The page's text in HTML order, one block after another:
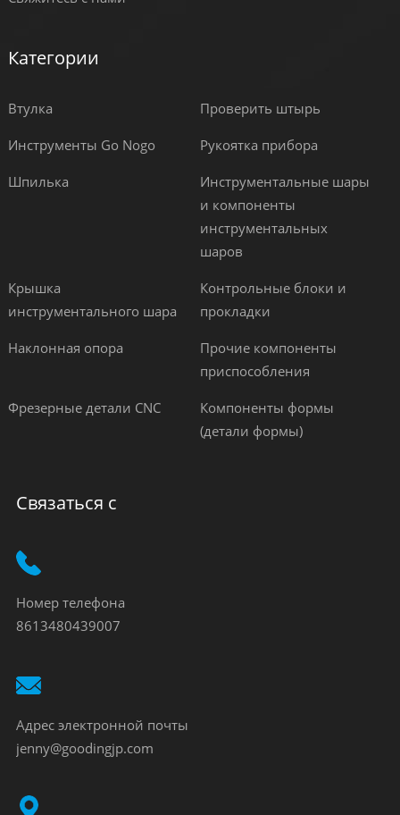
Категории
Втулка Проверить штырь
Инструменты Go Nogo Рукоятка прибора
Шпилька
Инструментальные шары
и компоненты
инструментальных
шаров
Крышка
инструментального шара
Контрольные блоки и
прокладки
Наклонная опора
Прочие компоненты
приспособления
Фрезерные детали CNC
Компоненты формы
(детали формы)
Связаться с
Номер телефона
8613480439007
Адрес электронной почты
jenny@goodingjp.com